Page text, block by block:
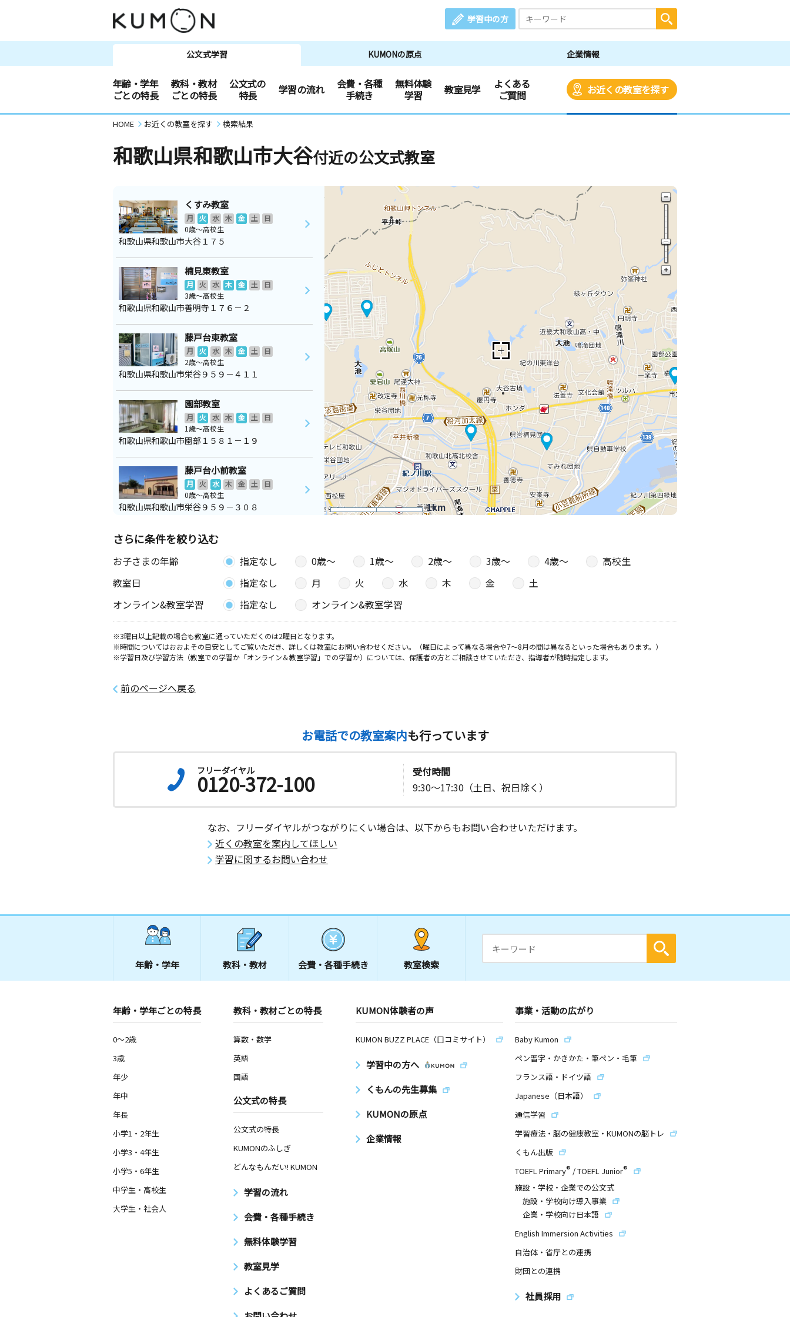
学習中の方
公文式学習 KUMONの原点 企業情報
年齢・学年
ごとの特長
教科・教材
ごとの特長
公文式の
特長
学習の流れ
会費・各種
手続き
無料体験
学習
教室見学
よくある
ご質問
お近くの教室を探す
HOME お近くの教室を探す 検索結果
和歌山県和歌山市大谷付近の公文式教室
1km
くすみ教室
月 火 水 木 金 土
日
0歳～高校生
和歌山県和歌山市大谷１７５
楠見東教室
月 火 水 木 金 土
日
3歳～高校生
和歌山県和歌山市善明寺１７６－２
藤戸台東教室
月 火 水 木 金 土
日
2歳～高校生
和歌山県和歌山市栄谷９５９－４１１
園部教室
月 火 水 木 金 土
日
1歳～高校生
和歌山県和歌山市園部１５８１－１９
藤戸台小前教室
月 火 水 木 金 土
日
0歳～高校生
和歌山県和歌山市栄谷９５９－３０８
さらに条件を絞り込む
お子さまの年齢 指定なし 0歳〜 1歳〜 2歳〜 3歳〜 4歳〜
高校生
教室日
指定なし 月 火 水 木 金
土
オンライン&教室学習
指定なし オンライン&教室学習
※3曜日以上記載の場合も教室に通っていただくのは2曜日となります。
※時間についてはおおよその目安としてご覧いただき、詳しくは教室にお問い合わせください。（曜日によって異なる場合や7～8月の間は異なるといった場合もあります。）
※学習日及び学習方法（教室での学習か「オンライン＆教室学習」での学習か）については、保護者の方とご相談させていただき、指導者が随時指定します。
前のページへ戻る
お電話での教室案内も行っています
フリーダイヤル
0120-372-100
受付時間
9:30～17:30（土日、祝日除く）
なお、フリーダイヤルがつながりにくい場合は、以下からもお問い合わせいただけます。
近くの教室を案内してほしい
学習に関するお問い合わせ
年齢・学年 教科・教材 会費・ 各種手続き 教室検索
年齢・学年ごとの特長
0～2歳
3歳
年少
年中
年長
小学1・2年生
小学3・4年生
小学5・6年生
中学生・高校生
大学生・社会人
教科・教材ごとの特長
算数・数学
英語
国語
公文式の特長
公文式の特長
KUMONのふしぎ
どんなもんだい! KUMON
学習の流れ
会費・各種手続き
無料体験学習
教室見学
よくあるご質問
KUMON体験者の声
KUMON BUZZ PLACE（口コミサイト）
学習中の方へ
くもんの先生募集
KUMONの原点
企業情報
事業・活動の広がり
Baby Kumon
ペン習字・かきかた・筆ペン・毛筆
フランス語・ドイツ語
Japanese（日本語）
通信学習
学習療法・脳の健康教室・KUMONの脳トレ
くもん出版
TOEFL Primary® /TOEFL Junior®
施設・学校・企業での公文式
施設・学校向け導入事業
企業・学校向け日本語
English Immersion Activities
自治体・省庁との連携
財団との連携
社員採用